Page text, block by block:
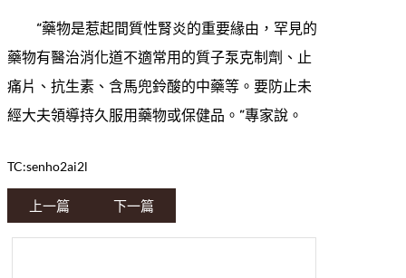
“藥物是惹起間質性腎炎的重要緣由，罕見的
藥物有醫治消化道不適常用的質子泵克制劑、止
痛片、抗生素、含馬兜鈴酸的中藥等。要防止未
經大夫領導持久服用藥物或保健品。”專家說。
TC:senho2ai2l
上一篇 下一篇